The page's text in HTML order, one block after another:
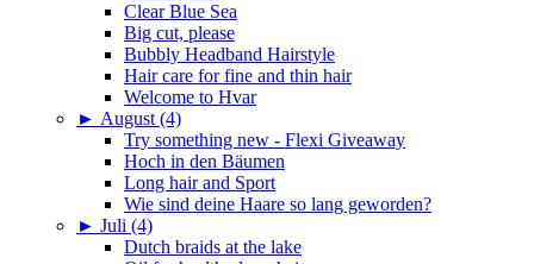
Clear Blue Sea
Big cut, please
Bubbly Headband Hairstyle
Hair care for fine and thin hair
Welcome to Hvar
► August (4)
Try something new - Flexi Giveaway
Hoch in den Bäumen
Long hair and Sport
Wie sind deine Haare so lang geworden?
► Juli (4)
Dutch braids at the lake